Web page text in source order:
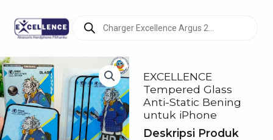
search
EXCELLENCE
Tempered Glass
Anti-Static Bening
untuk iPhone
Deskripsi Produk